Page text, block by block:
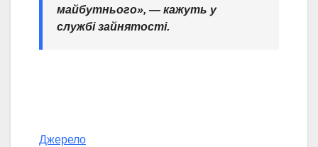
майбутнього», — кажуть у
службі зайнятості.
Джерело